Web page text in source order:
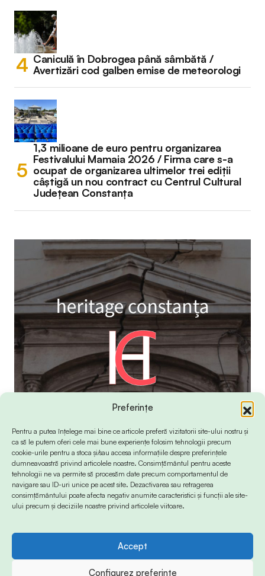
Preferințe
Pentru a putea înțelege mai bine ce articole preferă vizitatorii site-ului nostru și
ca să le putem oferi cele mai bune experiențe folosim tehnologii precum
cookie-urile pentru a stoca și/sau accesa informațiile despre preferințele
dumneavoastră privind articolele noastre. Consimțământul pentru aceste
tehnologii ne va permite să procesăm date precum comportamentul de
navigare sau ID-uri unice pe acest site. Dezactivarea sau retragerea
consimțământului poate afecta negativ anumite caracteristici și funcții ale site-
ului precum și deciziile noastre privind articolele viitoare.
Accept
Configurez preferințe
Caniculă în Dobrogea până sâmbătă /
Avertizări cod galben emise de meteorologi
1,3 milioane de euro pentru organizarea
Festivalului Mamaia 2026 / Firma care s-a
ocupat de organizarea ultimelor trei ediții
câștigă un nou contract cu Centrul Cultural
Județean Constanța
© 2024 Info-Sud-Est. All Rights Reserved.